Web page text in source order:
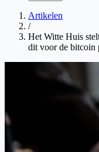
Artikelen
/
Het Witte Huis
dit voor de bitcoin